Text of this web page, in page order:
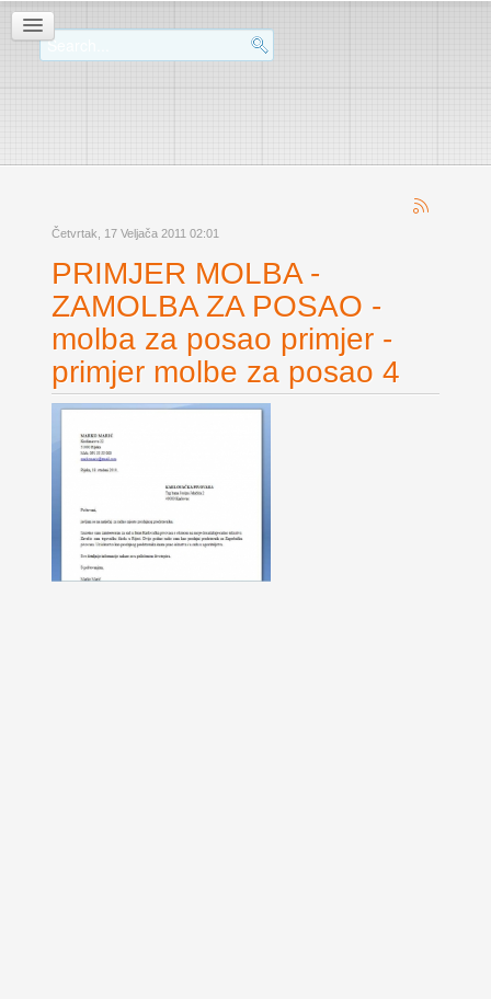
Četvrtak, 17 Veljača 2011 02:01
PRIMJER MOLBA -
ZAMOLBA ZA POSAO -
molba za posao primjer -
primjer molbe za posao 4